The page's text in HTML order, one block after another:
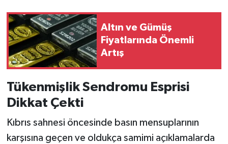
Altın ve Gümüş
Fiyatlarında Önemli
Artış
Tükenmişlik Sendromu Esprisi
Dikkat Çekti
Kıbrıs sahnesi öncesinde basın mensuplarının
karşısına geçen ve oldukça samimi açıklamalarda